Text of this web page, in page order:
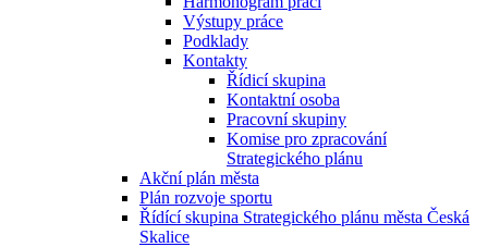
Výstupy práce
Podklady
Kontakty
Řídicí skupina
Kontaktní osoba
Pracovní skupiny
Komise pro zpracování
Strategického plánu
Akční plán města
Plán rozvoje sportu
Řídící skupina Strategického plánu města Česká
Skalice